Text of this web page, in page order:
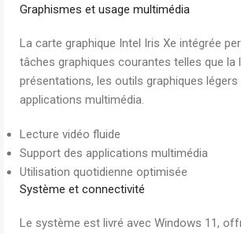
Graphismes et usage multimédia
La carte graphique Intel Iris Xe intégrée
tâches graphiques courantes telles que la
présentations, les outils graphiques légers
applications multimédia.
Lecture vidéo fluide
Support des applications multimédia
Utilisation quotidienne optimisée
Système et connectivité
Le système est livré avec Windows 11,